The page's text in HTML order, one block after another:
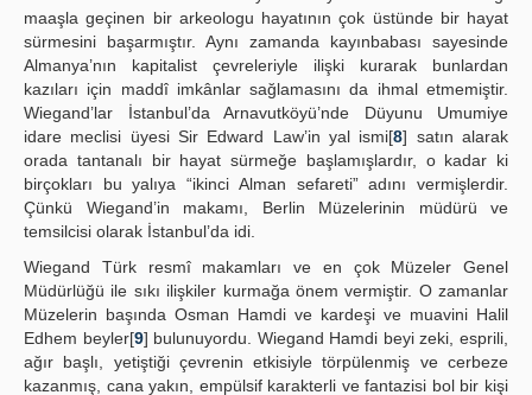
maaşla geçinen bir arkeologu hayatının çok üstünde bir hayat
sürmesini başarmıştır. Aynı zamanda kayınbabası sayesinde
Almanya’nın kapitalist çevreleriyle ilişki kurarak bunlardan
kazıları için maddî imkânlar sağlamasını da ihmal etmemiştir.
Wiegand’lar İstanbul’da Arnavutköyü’nde Düyunu Umumiye
idare meclisi üyesi Sir Edward Law’in yal ismi[8] satın alarak
orada tantanalı bir hayat sürmeğe başlamışlardır, o kadar ki
birçokları bu yalıya “ikinci Alman sefareti” adını vermişlerdir.
Çünkü Wiegand’in makamı, Berlin Müzelerinin müdürü ve
temsilcisi olarak İstanbul’da idi.
Wiegand Türk resmî makamları ve en çok Müzeler Genel
Müdürlüğü ile sıkı ilişkiler kurmağa önem vermiştir. O zamanlar
Müzelerin başında Osman Hamdi ve kardeşi ve muavini Halil
Edhem beyler[9] bulunuyordu. Wiegand Hamdi beyi zeki, esprili,
ağır başlı, yetiştiği çevrenin etkisiyle törpülenmiş ve cerbeze
kazanmış, cana yakın, empülsif karakterli ve fantazisi bol bir kişi